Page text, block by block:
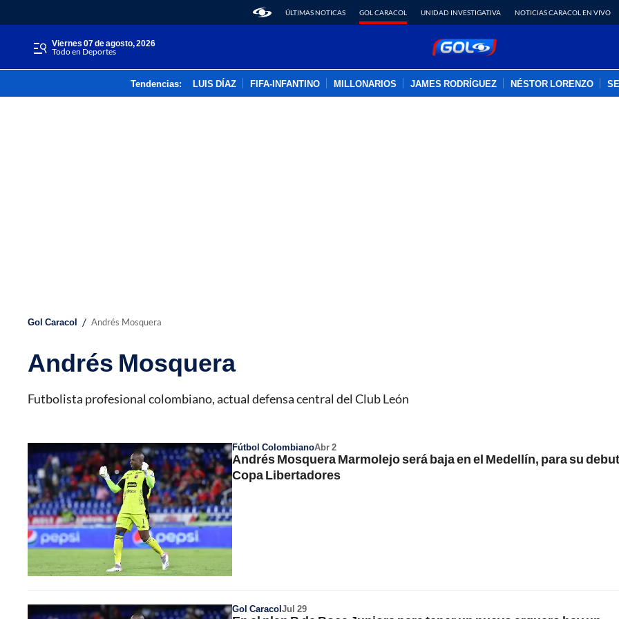
ÚLTIMAS NOTICAS GOL CARACOL UNIDAD INVESTIGATIVA NOTICIAS CARACOL EN VIVO
viernes 07 de agosto, 2026
Todo en Deportes
Tendencias: LUIS DÍAZ FIFA-INFANTINO MILLONARIOS JAMES RODRÍGUEZ NÉSTOR LORENZO
Gol Caracol / Andrés Mosquera
Andrés Mosquera
Futbolista profesional colombiano, actual defensa central del Club León
Fútbol ColombianoAbr 2
Andrés Mosquera Marmolejo será baja en el Medellín, para su
Copa Libertadores
Gol CaracolJul 29